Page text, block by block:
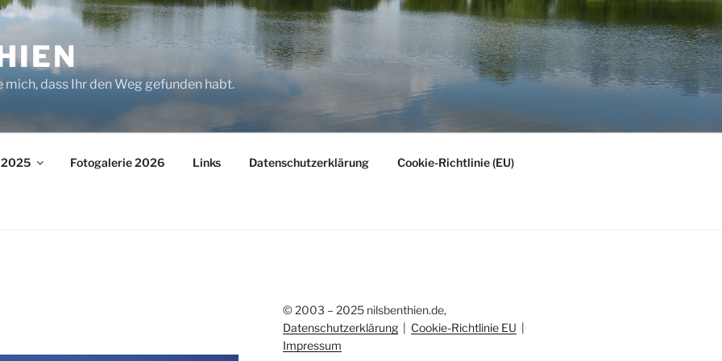
dass Ihr den Weg gefunden habt.
2025 Fotogalerie 2026 Links Datenschutzerklärung Cookie-Richtlinie (EU)
© 2003 – 2025 nilsbenthien.de,
Datenschutzerklärung| Cookie-Richtlinie EU
Impressum